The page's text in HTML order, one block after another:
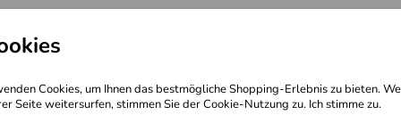
Cookies, um Ihnen das bestmögliche Shopping-Erlebnis zu bieten.
Seite weitersurfen, stimmen Sie der Cookie-Nutzung zu. Ich stimme zu.
Bekleidung Outdoor Ausrüstung